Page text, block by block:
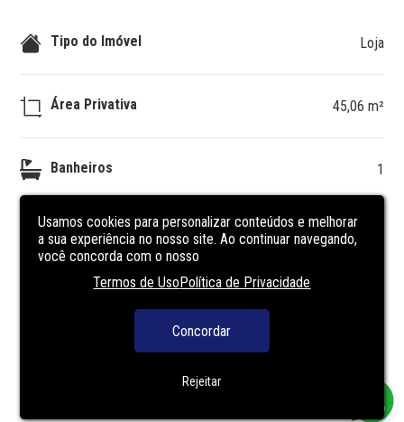
Tipo do Imóvel Loja
Área Privativa 45,06 m²
Banheiros 1
DESCRIÇÃODO IMÓVEL
Um empreendimento completo com toda segurança,
do imóvel sujeitos a alteração sem aviso prévio.
Usamos cookies para personalizar conteúdos e melhorar
a sua experiência no nosso site. Ao continuar navegando,
você concorda com o nosso
Termos de UsoPolítica de Privacidade
Concordar
Rejeitar